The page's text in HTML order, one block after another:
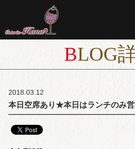
BLOG
2018.03.12
本日空席あり★本日はランチのみ営